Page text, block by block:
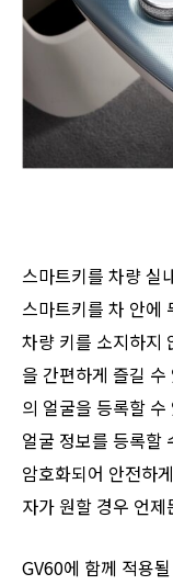
스마트키를 차량 실
스마트키를 차 안에
차량 키를 소지하지
을 간편하게 즐길
의 얼굴을 등록할
얼굴 정보를 등록할
암호화되어 안전하
자가 원할 경우 언
GV60에 함께 적용